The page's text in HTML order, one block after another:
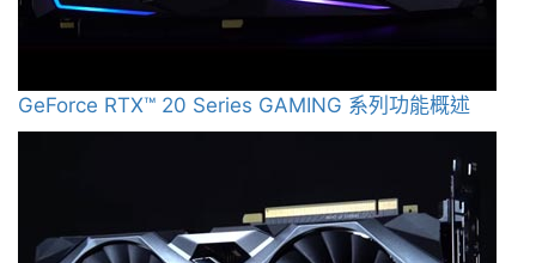
GeForce RTX™ 20 Series GAMING 系列功能概述